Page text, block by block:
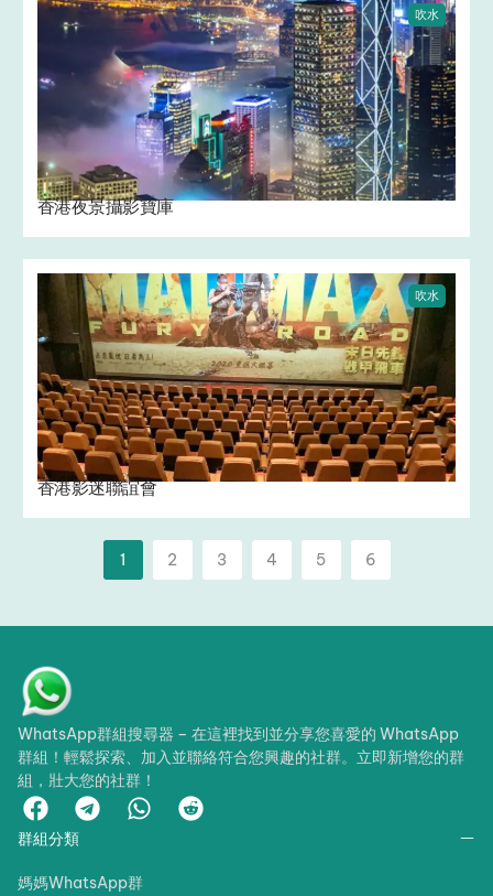
吹水
香港夜景攝影寶庫
吹水
香港影迷聯誼會
1 2 3 4 5 6
WhatsApp群組搜尋器 – 在這裡找到並分享您喜愛的 WhatsApp
群組！輕鬆探索、加入並聯絡符合您興趣的社群。立即新增您的群
組，壯大您的社群！
群組分類
媽媽WhatsApp群